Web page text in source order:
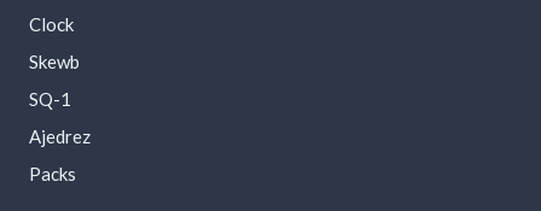
Clock
Skewb
SQ-1
Ajedrez
Packs